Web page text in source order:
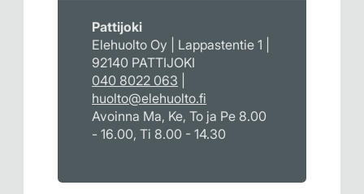
Pattijoki
Elehuolto Oy | Lappastentie 1 |
92140 PATTIJOKI
040 8022 063
huolto@elehuolto.fi
Avoinna Ma, Ke, To ja Pe 8.00
- 16.00, Ti 8.00 - 14.30